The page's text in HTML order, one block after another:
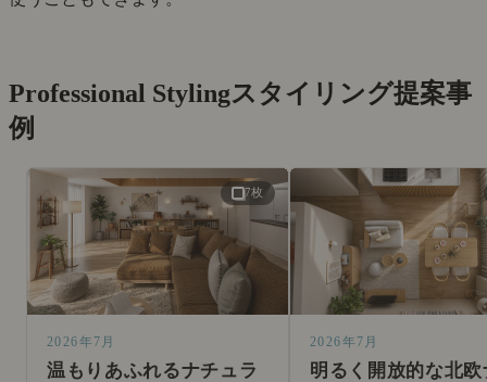
Professional Stylingスタイリング提案事
例
7枚
2026年7月
温もりあふれるナチュラ
2026年7月
明るく開放的な北欧